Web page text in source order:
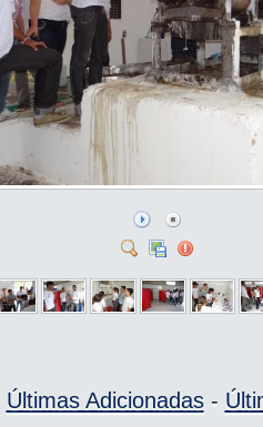
Últimas Adicionadas-